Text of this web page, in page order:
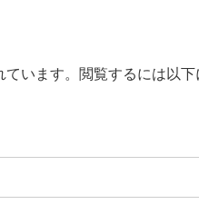
います。閲覧するには以